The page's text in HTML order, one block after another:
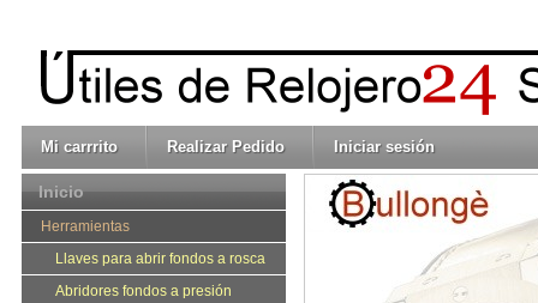
Mi carrrito Realizar Pedido Iniciar sesión
Inicio
Herramientas
Llaves para abrir fondos a rosca
Abridores fondos a presión